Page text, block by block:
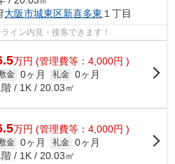
大阪市城東区新喜多東 １丁目
イン内見・接客できます！
万円 (管理費等：4,000円 )
金 0ヶ月 礼金 0ヶ月
階 / 1K / 20.03㎡
万円 (管理費等：4,000円 )
金 0ヶ月 礼金 0ヶ月
階 / 1K / 20.03㎡